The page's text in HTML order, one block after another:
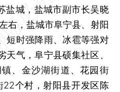
盐城，盐城市副市长吴晓
右，盐城市阜宁县、射阳
短时强降雨、冰雹等强对
气，阜宁县硕集社区、
、金沙湖街道、花园街
个村，射阳县开发区陈